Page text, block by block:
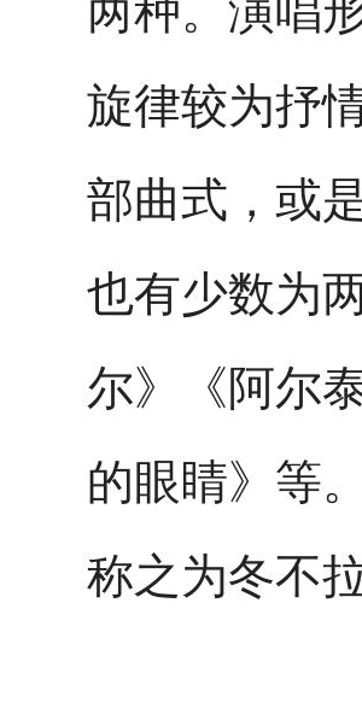
两种。演唱
旋律较为抒
部曲式，或
也有少数为
尔》《阿尔
的眼睛》等
称之为冬不